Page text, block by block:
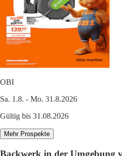
OBI
Sa. 1.8. - Mo. 31.8.2026
Gültig bis 31.08.2026
Mehr Prospekte
Backwerk in der Umgebung